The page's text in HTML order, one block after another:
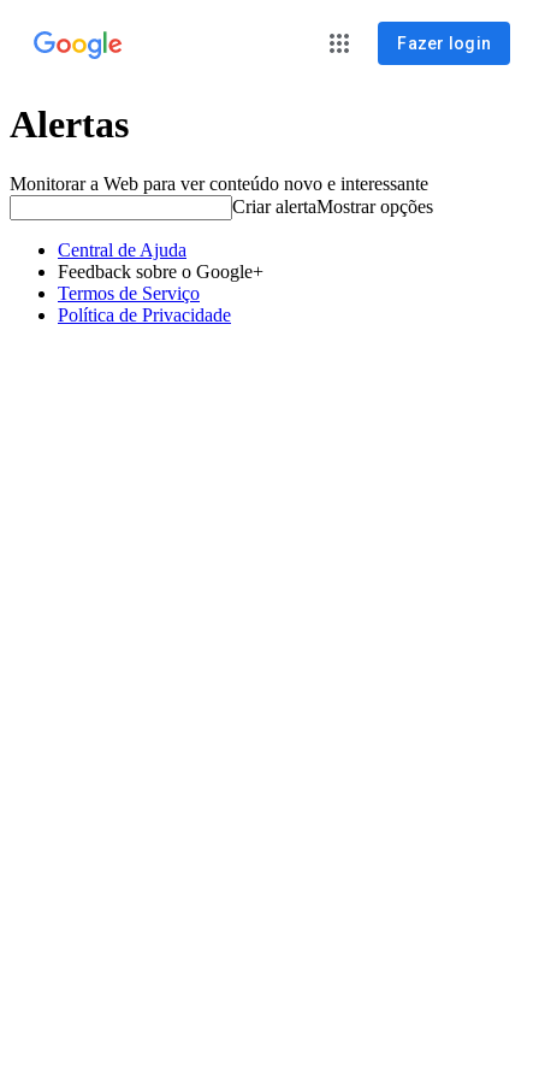
Fazer login
Alertas
Monitorar a Web para ver conteúdo novo e interessante
Criar alertaMostrar opções
Central de Ajuda
Feedback sobre o Google+
Termos de Serviço
Política de Privacidade